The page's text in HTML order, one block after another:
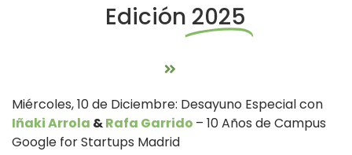
Edición 2025
Miércoles, 10 de Diciembre: Desayuno Especial con
Iñaki Arrola &Rafa Garrido – 10 Años de Campus
Google for Startups Madrid